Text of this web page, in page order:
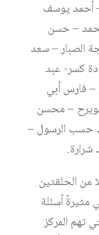
أحمد يوسف
– حسن
الصبار – سعد
كسر- عبد
– فارس أبي
– محسن
حسب الرسول –
من الحلقتين
مثيرةً أسئلة
تهم المركز